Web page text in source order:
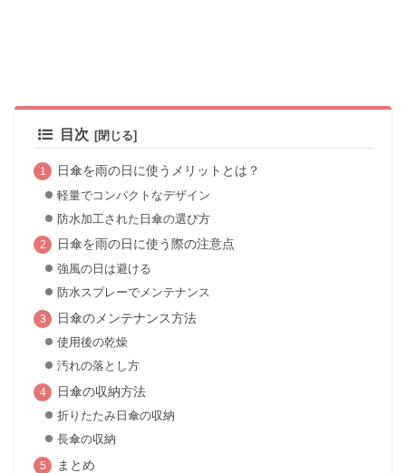
目次
日傘を雨の日に使うメリットとは？
軽量でコンパクトなデザイン
防水加工された日傘の選び方
日傘を雨の日に使う際の注意点
強風の日は避ける
防水スプレーでメンテナンス
日傘のメンテナンス方法
使用後の乾燥
汚れの落とし方
日傘の収納方法
折りたたみ日傘の収納
長傘の収納
まとめ